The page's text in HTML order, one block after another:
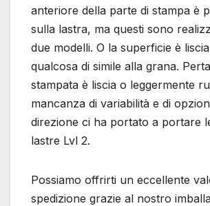
anteriore della parte di stampa è
sulla lastra, ma questi sono
due modelli. O la superficie è
qualcosa di simile alla grana.
stampata è liscia o leggermente
mancanza di variabilità e di
direzione ci ha portato a portare
lastre Lvl 2.
Possiamo offrirti un eccellente
spedizione grazie al nostro